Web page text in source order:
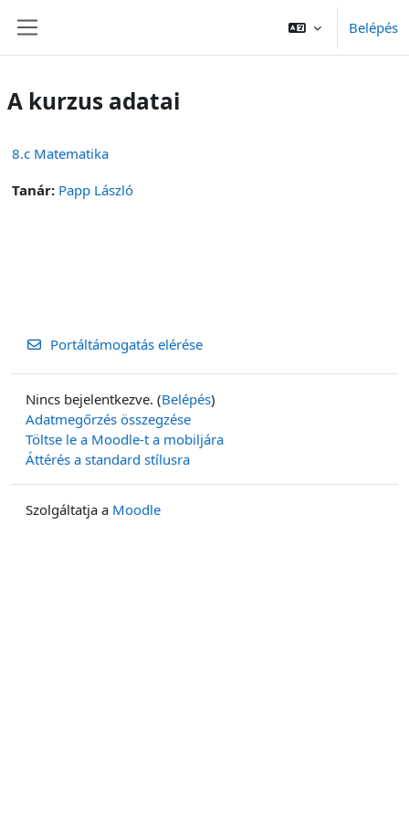
Belépés
A kurzus adatai
8.c Matematika
Tanár: Papp László
Portáltámogatás elérése
Nincs bejelentkezve. (Belépés)
Adatmegőrzés összegzése
Töltse le a Moodle-t a mobiljára
Áttérés a standard stílusra
Szolgáltatja a Moodle